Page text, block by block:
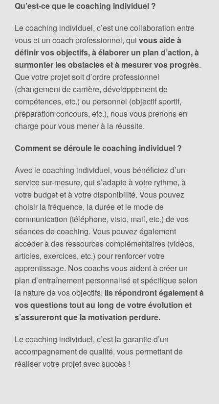
Qu’est-ce que le coaching individuel ?
Le coaching individuel, c’est une collaboration entre
vous et un coach professionnel, qui vous aide à
définir vos objectifs, à élaborer un plan d’action, à
surmonter les obstacles et à mesurer vos progrès.
Que votre projet soit d’ordre professionnel
(changement de carrière, développement de
compétences, etc.) ou personnel (objectif sportif,
préparation concours, etc.), nous vous prenons en
charge pour vous mener à la réussite.
Comment se déroule le coaching individuel ?
Avec le coaching individuel, vous bénéficiez d’un
service sur-mesure, qui s’adapte à votre rythme, à
votre budget et à votre disponibilité. Vous pouvez
choisir la fréquence, la durée et le mode de
communication (téléphone, visio, mail, etc.) de vos
séances de coaching. Vous pouvez également
accéder à des ressources complémentaires (vidéos,
articles, exercices, etc.) pour renforcer votre
apprentissage. Nos coachs vous aident à créer un
plan d’entraînement personnalisé et spécifique selon
la nature de vos objectifs. Ils répondront également à
vos questions tout au long de votre évolution et
s’assureront que la motivation perdure.
Le coaching individuel, c’est la garantie d’un
accompagnement de qualité, vous permettant de
réaliser votre projet avec succès !